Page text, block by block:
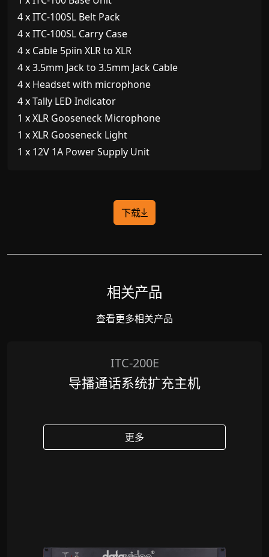
4 x ITC-100SL Belt Pack
4 x ITC-100SL Carry Case
4 x Cable 5piin XLR to XLR
4 x 3.5mm Jack to 3.5mm Jack Cable
4 x Headset with microphone
4 x Tally LED Indicator
1 x XLR Gooseneck Microphone
1 x XLR Gooseneck Light
1 x 12V 1A Power Supply Unit
下载
相关产品
查看更多相关产品
ITC-200E
导播通话系统扩充主机
更多